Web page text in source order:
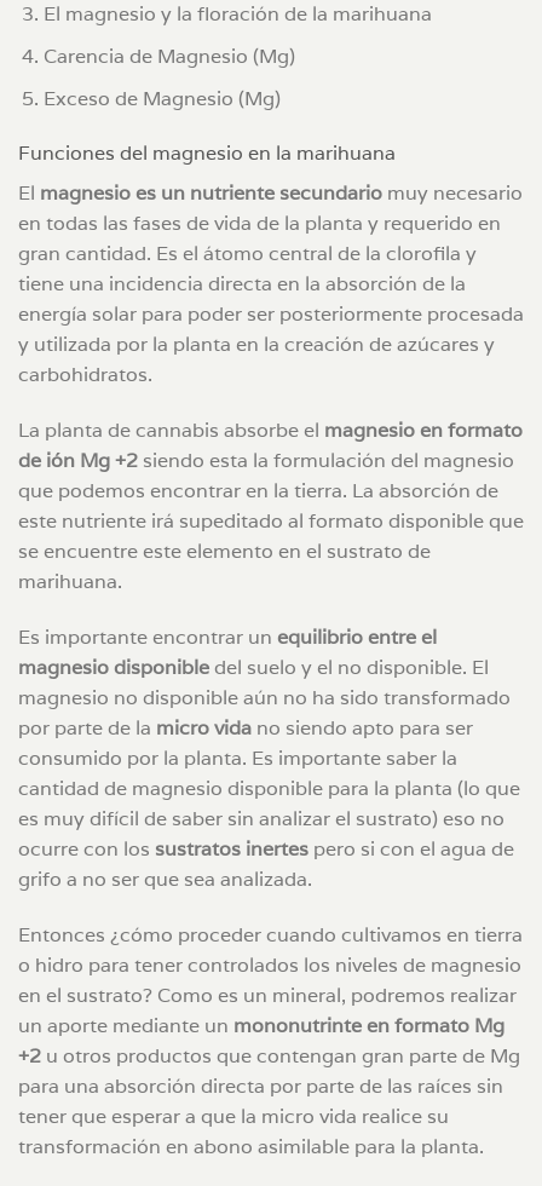
El magnesio y la floración de la marihuana
Carencia de Magnesio (Mg)
Exceso de Magnesio (Mg)
Funciones del magnesio en la marihuana
El magnesio es un nutriente secundario muy necesario
en todas las fases de vida de la planta y requerido en
gran cantidad. Es el átomo central de la clorofila y
tiene una incidencia directa en la absorción de la
energía solar para poder ser posteriormente procesada
y utilizada por la planta en la creación de azúcares y
carbohidratos.
La planta de cannabis absorbe el magnesio en formato
de ión Mg +2 siendo esta la formulación del magnesio
que podemos encontrar en la tierra. La absorción de
este nutriente irá supeditado al formato disponible que
se encuentre este elemento en el sustrato de
marihuana.
Es importante encontrar un equilibrio entre el
magnesio disponibledel suelo y el no disponible. El
magnesio no disponible aún no ha sido transformado
por parte de la micro vida no siendo apto para ser
consumido por la planta. Es importante saber la
cantidad de magnesio disponible para la planta (lo que
es muy difícil de saber sin analizar el sustrato) eso no
ocurre con los sustratos inertes pero si con el agua de
grifo a no ser que sea analizada.
Entonces ¿cómo proceder cuando cultivamos en tierra
o hidro para tener controlados los niveles de magnesio
en el sustrato? Como es un mineral, podremos realizar
un aporte mediante un mononutrinte en formato Mg
+2 u otros productos que contengan gran parte de Mg
para una absorción directa por parte de las raíces sin
tener que esperar a que la micro vida realice su
transformación en abono asimilable para la planta.